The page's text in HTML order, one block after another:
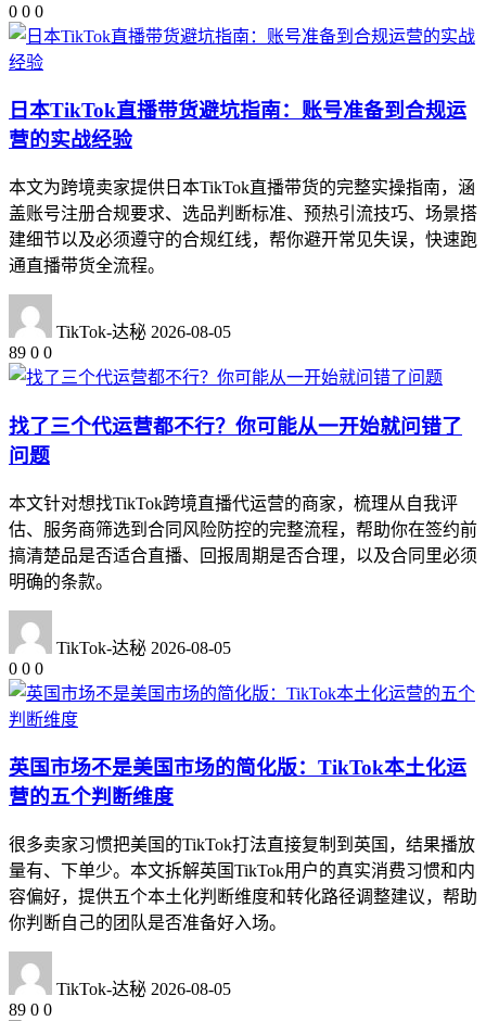
0 0 0
日本TikTok直播带货避坑指南：账号准备到合规运
营的实战经验
本文为跨境卖家提供日本TikTok直播带货的完整实操指南，涵
盖账号注册合规要求、选品判断标准、预热引流技巧、场景搭
建细节以及必须遵守的合规红线，帮你避开常见失误，快速跑
通直播带货全流程。
TikTok-达秘 2026-08-05
89 0 0
找了三个代运营都不行？你可能从一开始就问错了
问题
本文针对想找TikTok跨境直播代运营的商家，梳理从自我评
估、服务商筛选到合同风险防控的完整流程，帮助你在签约前
搞清楚品是否适合直播、回报周期是否合理，以及合同里必须
明确的条款。
TikTok-达秘 2026-08-05
0 0 0
英国市场不是美国市场的简化版：TikTok本土化运
营的五个判断维度
很多卖家习惯把美国的TikTok打法直接复制到英国，结果播放
量有、下单少。本文拆解英国TikTok用户的真实消费习惯和内
容偏好，提供五个本土化判断维度和转化路径调整建议，帮助
你判断自己的团队是否准备好入场。
TikTok-达秘 2026-08-05
89 0 0